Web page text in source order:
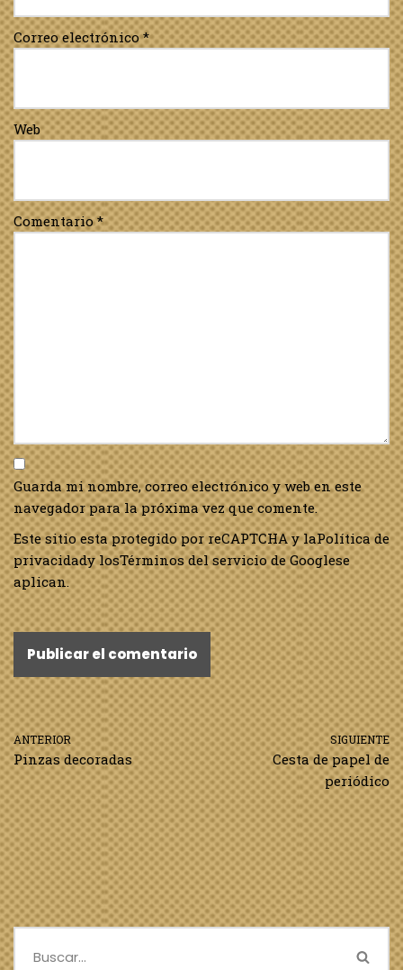
Correo electrónico*
Web
Comentario*
Guarda mi nombre, correo electrónico y web en este
navegador para la próxima vez que comente.
Este sitio esta protegido por reCAPTCHA y laPolítica de
privacidady losTérminos del servicio de Googlese
aplican.
ANTERIOR
Pinzas decoradas
SIGUIENTE
Cesta de papel de
periódico